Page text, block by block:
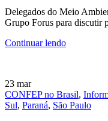
Delegados do Meio
Grupo Forus para discutir
Continuar lendo
23 mar
CONFEP no Brasil,
Sul, Paraná, São Paulo